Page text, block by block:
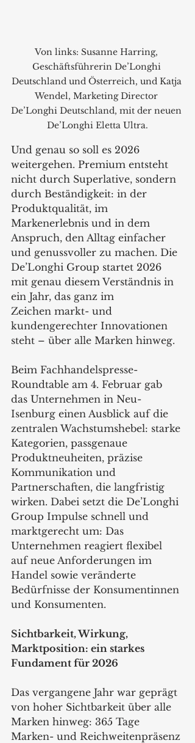
Von links: Susanne Harring,
Geschäftsführerin De’Longhi
Deutschland und Österreich, und Katja
Wendel, Marketing Director
De’Longhi Deutschland, mit der neuen
De’Longhi Eletta Ultra.
Und genau so soll es 2026
weitergehen. Premium entsteht
nicht durch Superlative, sondern
durch Beständigkeit: in der
Produktqualität, im
Markenerlebnis und in dem
Anspruch, den Alltag einfacher
und genussvoller zu machen. Die
De’Longhi Group startet 2026
mit genau diesem Verständnis in
ein Jahr, das ganz im
Zeichen markt- und
kundengerechter Innovationen
steht – über alle Marken hinweg.
Beim Fachhandelspresse-
Roundtable am 4. Februar gab
das Unternehmen in Neu-
Isenburg einen Ausblick auf die
zentralen Wachstumshebel: starke
Kategorien, passgenaue
Produktneuheiten, präzise
Kommunikation und
Partnerschaften, die langfristig
wirken. Dabei setzt die De’Longhi
Group Impulse schnell und
marktgerecht um: Das
Unternehmen reagiert flexibel
auf neue Anforderungen im
Handel sowie veränderte
Bedürfnisse der Konsumentinnen
und Konsumenten.
Sichtbarkeit, Wirkung,
Marktposition: ein starkes
Fundament für 2026
Das vergangene Jahr war geprägt
von hoher Sichtbarkeit über alle
Marken hinweg: 365 Tage
Marken- und Reichweitenpräsenz